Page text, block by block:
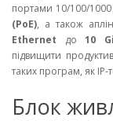
портами 10/100/1000
(PoE), а також
Ethernet до 10
підвищити
таких програм, як IP-
Блок